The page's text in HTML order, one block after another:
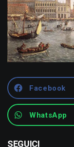
Facebook
WhatsApp
SEGUICI